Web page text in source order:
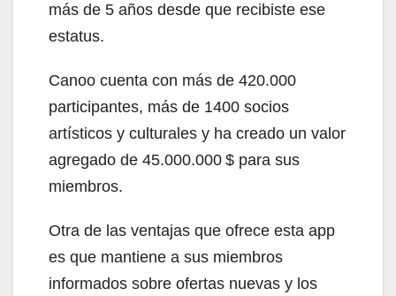
más de 5 años desde que recibiste ese
estatus.
Canoo cuenta con más de 420.000
participantes, más de 1400 socios
artísticos y culturales y ha creado un valor
agregado de 45.000.000 $ para sus
miembros.
Otra de las ventajas que ofrece esta app
es que mantiene a sus miembros
informados sobre ofertas nuevas y los